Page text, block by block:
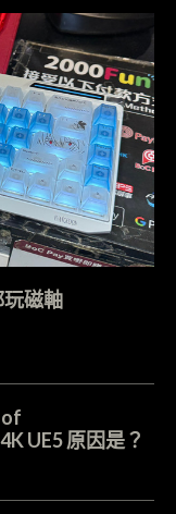
玩磁軸
of
UE5 原因是？